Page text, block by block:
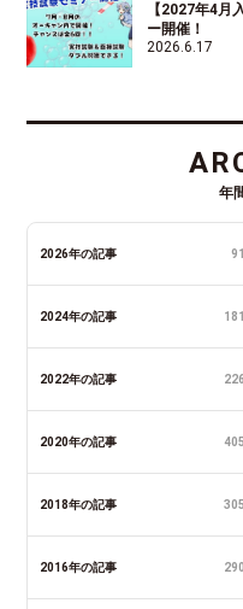
【2027年4月
ー開催！
2026.6.17
年
2026年の記事 91
2024年の記事 181
2022年の記事 226
2020年の記事 405
2018年の記事 305
2016年の記事 290